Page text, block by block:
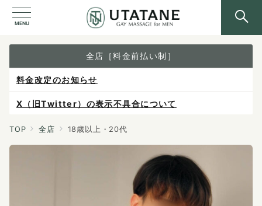
MENU
全店［料金前払い制］
X（旧Twitter）の表示不具合について
ご予約は各店へ直接お問い合わせください。
料金は当日施術前にお支払いください。
TOP 全店 18歳以上・20代